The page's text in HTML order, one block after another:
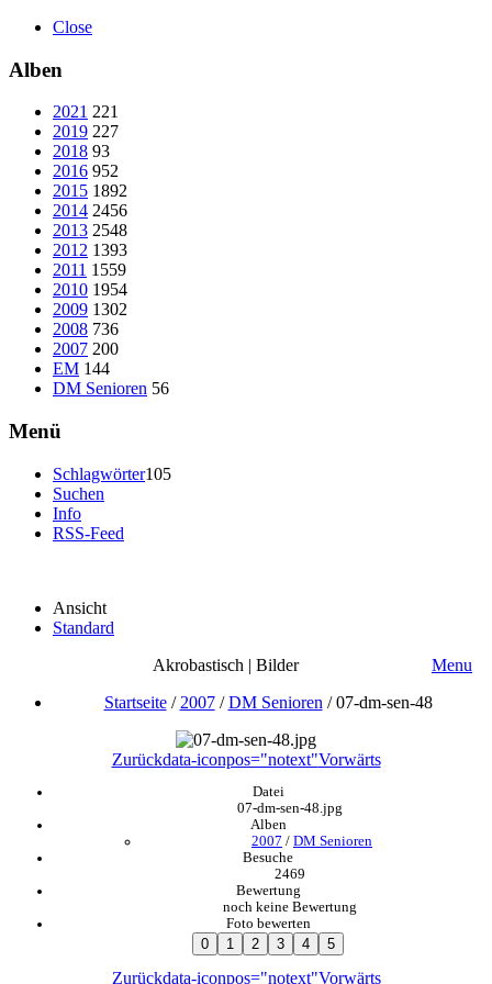
Close
Alben
2021 221
2019 227
2018 93
2016 952
2015 1892
2014 2456
2013 2548
2012 1393
2011 1559
2010 1954
2009 1302
2008 736
2007 200
EM 144
DM Senioren 56
Menü
Schlagwörter105
Suchen
Info
RSS-Feed
Ansicht
Standard
Akrobastisch | Bilder
Menu
Startseite/ 2007/DM Senioren /07-dm-sen-48
Zurückdata-iconpos="notext"Vorwärts
Datei
07-dm-sen-48.jpg
Alben
2007 / DM Senioren
Besuche
2469
Bewertung
noch keine Bewertung
Foto bewerten
Zurückdata-iconpos="notext"Vorwärts